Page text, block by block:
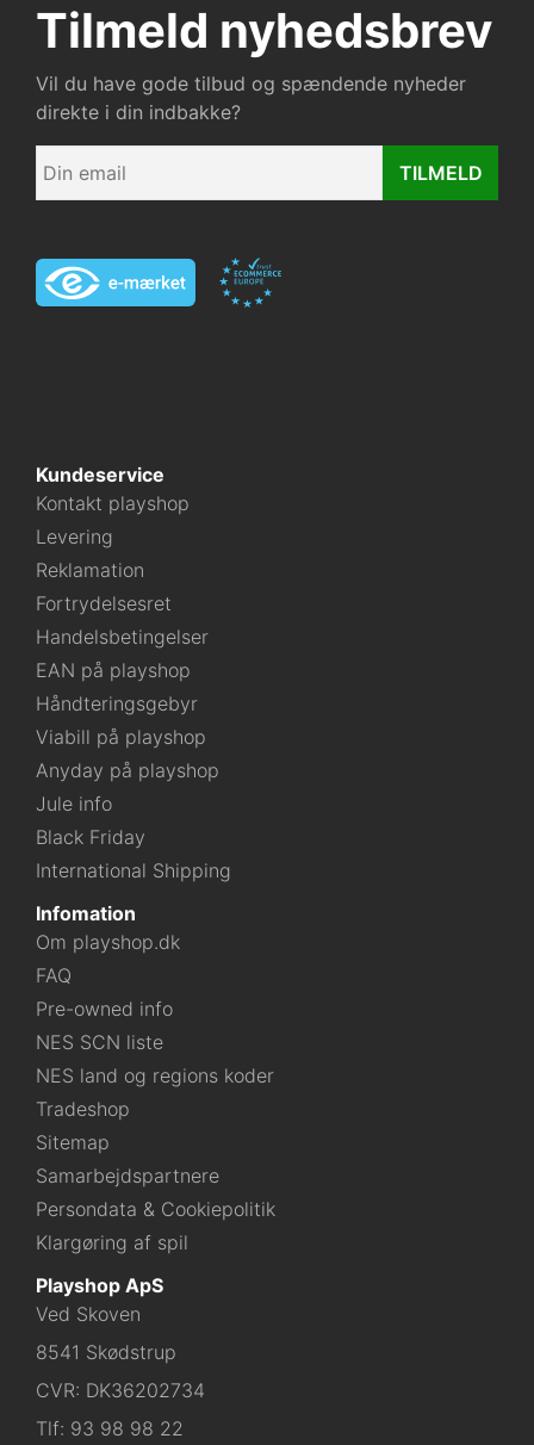
Tilmeld nyhedsbrev
Vil du have gode tilbud og spændende nyheder
direkte i din indbakke?
TILMELD
Kundeservice
Kontakt playshop
Levering
Reklamation
Fortrydelsesret
Handelsbetingelser
EAN på playshop
Håndteringsgebyr
Viabill på playshop
Anyday på playshop
Jule info
Black Friday
International Shipping
Infomation
Om playshop.dk
FAQ
Pre-owned info
NES SCN liste
NES land og regions koder
Tradeshop
Sitemap
Samarbejdspartnere
Persondata & Cookiepolitik
Klargøring af spil
Playshop ApS
Ved Skoven
8541 Skødstrup
CVR: DK36202734
Tlf: 93 98 98 22